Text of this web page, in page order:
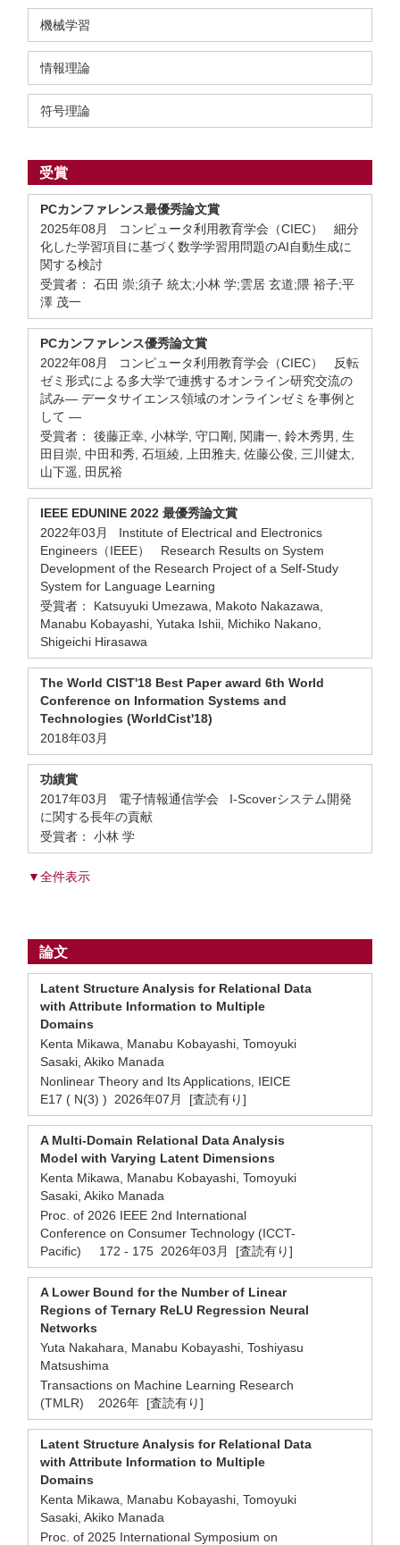
機械学習
情報理論
符号理論
受賞
PCカンファレンス最優秀論文賞
2025年08月 コンピュータ利用教育学会（CIEC） 細分
化した学習項目に基づく数学学習用問題のAI自動生成に
関する検討
受賞者： 石田 崇;須子 統太;小林 学;雲居 玄道;隈 裕子;平
澤 茂一
PCカンファレンス優秀論文賞
2022年08月 コンピュータ利用教育学会（CIEC） 反転
ゼミ形式による多大学で連携するオンライン研究交流の
試み― データサイエンス領域のオンラインゼミを事例と
して ―
受賞者： 後藤正幸, 小林学, 守口剛, 関庸一, 鈴木秀男, 生
田目崇, 中田和秀, 石垣綾, 上田雅夫, 佐藤公俊, 三川健太,
山下遥, 田尻裕
IEEE EDUNINE 2022 最優秀論文賞
2022年03月 Institute of Electrical and Electronics
Engineers（IEEE） Research Results on System
Development of the Research Project of a Self-Study
System for Language Learning
受賞者： Katsuyuki Umezawa, Makoto Nakazawa,
Manabu Kobayashi, Yutaka Ishii, Michiko Nakano,
Shigeichi Hirasawa
The World CIST'18 Best Paper award 6th World
Conference on Information Systems and
Technologies (WorldCist'18)
2018年03月
功績賞
2017年03月 電子情報通信学会 I-Scoverシステム開発
に関する長年の貢献
受賞者： 小林 学
▼全件表示
論文
Latent Structure Analysis for Relational Data
with Attribute Information to Multiple
Domains
Kenta Mikawa, Manabu Kobayashi, Tomoyuki
Sasaki, Akiko Manada
Nonlinear Theory and Its Applications, IEICE
E17 ( N(3) ) 2026年07月 [査読有り]
A Multi-Domain Relational Data Analysis
Model with Varying Latent Dimensions
Kenta Mikawa, Manabu Kobayashi, Tomoyuki
Sasaki, Akiko Manada
Proc. of 2026 IEEE 2nd International
Conference on Consumer Technology (ICCT-
Pacific) 172 - 175 2026年03月 [査読有り]
A Lower Bound for the Number of Linear
Regions of Ternary ReLU Regression Neural
Networks
Yuta Nakahara, Manabu Kobayashi, Toshiyasu
Matsushima
Transactions on Machine Learning Research
(TMLR) 2026年 [査読有り]
Latent Structure Analysis for Relational Data
with Attribute Information to Multiple
Domains
Kenta Mikawa, Manabu Kobayashi, Tomoyuki
Sasaki, Akiko Manada
Proc. of 2025 International Symposium on